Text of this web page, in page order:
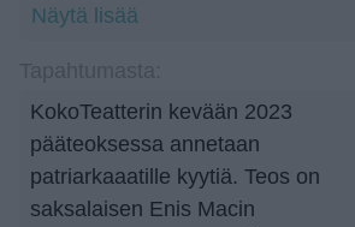
Näytä lisää
KokoTeatterin kevään 2023
pääteoksessa annetaan
patriarkaaatille kyytiä. Teos on
saksalaisen Enis Macin